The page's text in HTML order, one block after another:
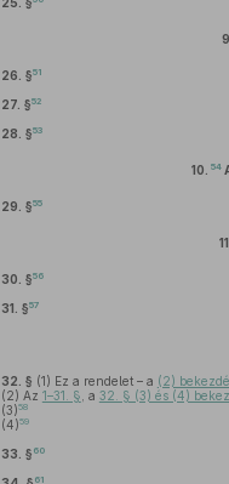
9.
26. §51
27. §52
28. §53
10. 54
29. §55
11.
30. §56
31. §57
32. § (1) Ez a rendelet – a (2)
(2) Az 1–31. § , a 32. § (3) és (4)
(3)58
(4)59
33. § 60
61